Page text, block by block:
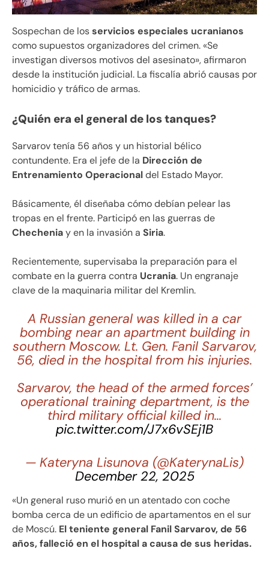
Sospechan de losservicios especiales ucranianos
como supuestos organizadores del crimen. «Se
investigan diversos motivos del asesinato», afirmaron
desde la institución judicial. La fiscalía abrió causas por
homicidio y tráfico de armas.
¿Quién era el general de los tanques?
Sarvarov tenía 56 años y un historial bélico
contundente. Era el jefe de la Dirección de
Entrenamiento Operacionaldel Estado Mayor.
Básicamente, él diseñaba cómo debían pelear las
tropas en el frente. Participó en las guerras de
Checheniay en la invasión a Siria.
Recientemente, supervisaba la preparación para el
combate en la guerra contra Ucrania. Un engranaje
clave de la maquinaria militar del Kremlin.
A Russian general was killed in a car
bombing near an apartment building in
southern Moscow. Lt. Gen. Fanil Sarvarov,
56, died in the hospital from his injuries.
Sarvarov, the head of the armed forces’
operational training department, is the
third military official killed in…
pic.twitter.com/J7x6vSEj1B
— Kateryna Lisunova (@KaterynaLis)
December 22, 2025
«Un general ruso murió en un atentado con coche
bomba cerca de un edificio de apartamentos en el sur
de Moscú. El teniente general Fanil Sarvarov, de 56
años, falleció en el hospital a causa de sus heridas.